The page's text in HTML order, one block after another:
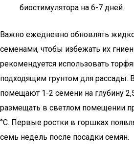
биостимулятора на 6-7 дней.
Важно ежедневно обновлять
семенами, чтобы избежать их
рекомендуется использовать
подходящим грунтом для рассады.
помещают 1-2 семени на глубину
размещать в светлом помещении
°C. Первые ростки в горшках
семь недель после посадки семян.